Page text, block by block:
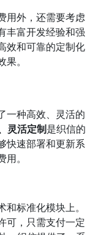
用外，还需要考虑
丰富开发经验和强
效和可靠的定制化
。
一种高效、灵活的
灵活定制是织信的
快速部署和更新系
。
标准化模块上。
可，只需支付一定